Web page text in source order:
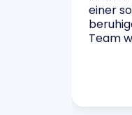
einer
Team